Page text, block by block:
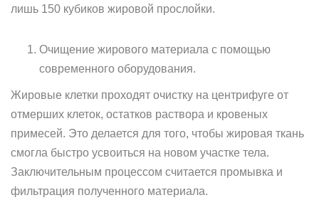
лишь 150 кубиков жировой прослойки.
Очищение жирового материала с помощью
современного оборудования.
Жировые клетки проходят очистку на центрифуге от
отмерших клеток, остатков раствора и кровеных
примесей. Это делается для того, чтобы жировая ткань
смогла быстро усвоиться на новом участке тела.
Заключительным процессом считается промывка и
фильтрация полученного материала.